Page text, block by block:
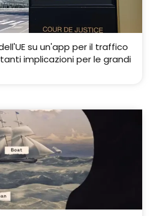
su un'app per il traffico
implicazioni per le grandi